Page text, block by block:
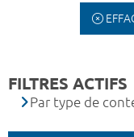
FILTRES ACTIFS
Par type de